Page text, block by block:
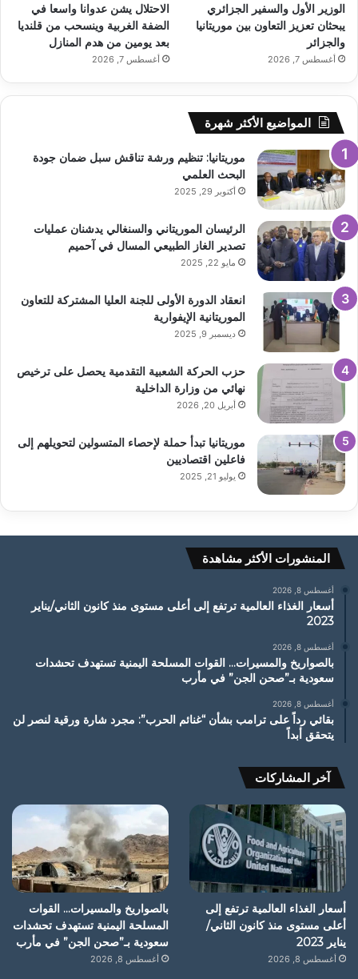
الوزير الأول والسفير الجزائري
يبحثان تعزيز التعاون بين موريتانيا
والجزائر
أغسطس 7, 2026
الاحتلال يشن عدوانا واسعا في
الضفة الغربية وينسحب من قلنديا
بعد يومين من هدم المنازل
أغسطس 7, 2026
المواضيع الأكثر شهرة
موريتانيا: تنظيم ورشة تناقش سبل ضمان جودة
البحث العلمي
أكتوبر 29, 2025
الرئيسان الموريتاني والسنغالي يدشنان عمليات
تصدير الغاز الطبيعي المسال في آحميم
مايو 22, 2025
انعقاد الدورة الأولى للجنة العليا المشتركة للتعاون
الموريتانية الإيفوارية
ديسمبر 9, 2025
حزب الحركة الشعبية التقدمية يحصل على ترخيص
نهائي من وزارة الداخلية
أبريل 20, 2026
موريتانيا تبدأ حملة لإحصاء المتسولين لتحويلهم إلى
فاعلين اقتصاديين
يوليو 21, 2025
المنشورات الأكثر مشاهدة
أغسطس 8, 2026
أسعار الغذاء العالمية ترتفع إلى أعلى مستوى منذ كانون الثاني/يناير
2023
أغسطس 8, 2026
بالصواريخ والمسيرات… القوات المسلحة اليمنية تستهدف تحشدات
سعودية بـ”صحن الجن” في مأرب
أغسطس 8, 2026
بقائي رداً على ترامب بشأن “غنائم الحرب”: مجرد شارة ورقية لنصر لن
يتحقق أبداً
آخر المشاركات
أسعار الغذاء العالمية ترتفع إلى
أعلى مستوى منذ كانون الثاني/
يناير 2023
أغسطس 8, 2026
بالصواريخ والمسيرات… القوات
المسلحة اليمنية تستهدف تحشدات
سعودية بـ”صحن الجن” في مأرب
أغسطس 8, 2026